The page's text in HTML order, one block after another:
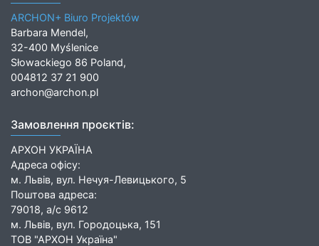
ARCHON+ Biuro Projektów
Barbara Mendel,
32-400 Myślenice
Słowackiego 86 Poland,
004812 37 21 900
archon@archon.pl
Замовлення проєктів:
АРХОН УКРАЇНА
Адреса офісу:
м. Львів, вул. Нечуя-Левицького, 5
Поштова адреса:
79018, а/с 9612
м. Львів, вул. Городоцька, 151
ТОВ "АРХОН Україна"